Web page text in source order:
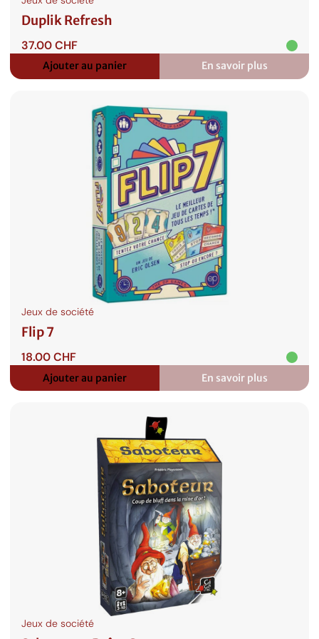
Duplik Refresh
37.00CHF
Ajouter au panier En savoir plus
:
Duplik
Jeux de société
Flip 7
18.00CHF
Ajouter au panier En savoir plus
:
Flip
Jeux de société